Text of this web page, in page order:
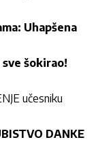
Uhapšena
sve šokirao!
učesniku
DANKE